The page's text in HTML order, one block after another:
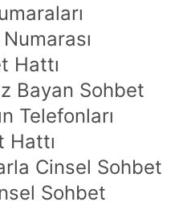
Hattı
Bayan Sohbet
Telefonları
Hattı
Cinsel Sohbet
Sohbet